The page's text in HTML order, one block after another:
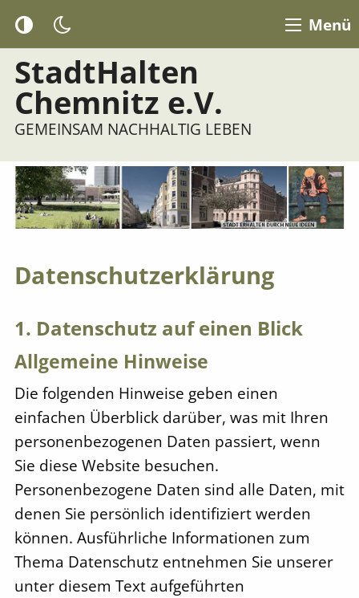
Menü
StadtHalten
Chemnitz e.V.
GEMEINSAM NACHHALTIG LEBEN
Datenschutz­erklärung
1. Datenschutz auf einen Blick
Allgemeine Hinweise
Die folgenden Hinweise geben einen
einfachen Überblick darüber, was mit Ihren
personenbezogenen Daten passiert, wenn
Sie diese Website besuchen.
Personenbezogene Daten sind alle Daten, mit
denen Sie persönlich identifiziert werden
können. Ausführliche Informationen zum
Thema Datenschutz entnehmen Sie unserer
unter diesem Text aufgeführten